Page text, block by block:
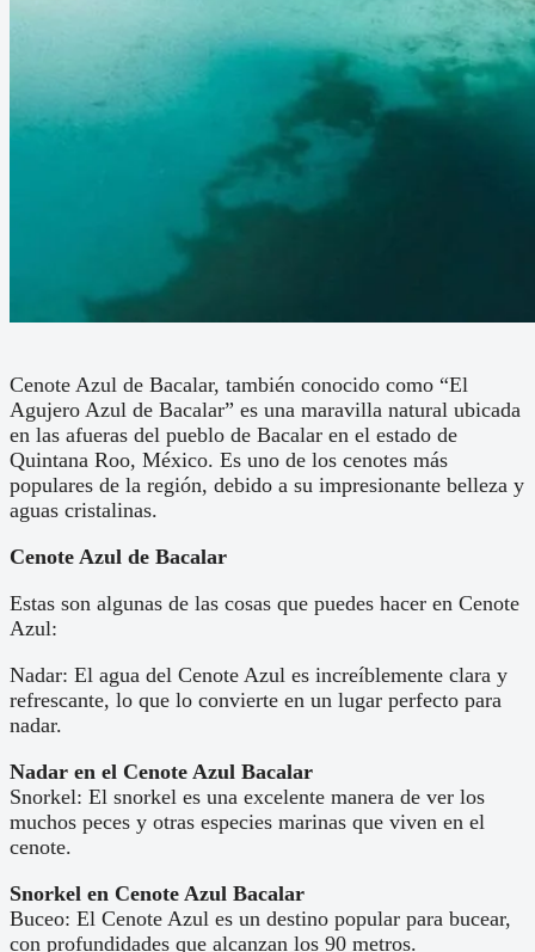
Cenote Azul de Bacalar, también conocido como “El
Agujero Azul de Bacalar” es una maravilla natural ubicada
en las afueras del pueblo de Bacalar en el estado de
Quintana Roo, México. Es uno de los cenotes más
populares de la región, debido a su impresionante belleza y
aguas cristalinas.
Cenote Azul de Bacalar
Estas son algunas de las cosas que puedes hacer en Cenote
Azul:
Nadar: El agua del Cenote Azul es increíblemente clara y
refrescante, lo que lo convierte en un lugar perfecto para
nadar.
Nadar en el Cenote Azul Bacalar
Snorkel: El snorkel es una excelente manera de ver los
muchos peces y otras especies marinas que viven en el
cenote.
Snorkel en Cenote Azul Bacalar
Buceo: El Cenote Azul es un destino popular para bucear,
con profundidades que alcanzan los 90 metros.